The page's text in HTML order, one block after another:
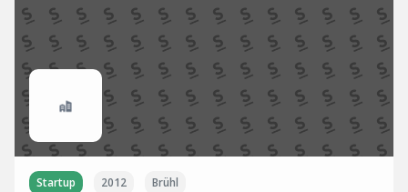
Startup 2012 Brühl